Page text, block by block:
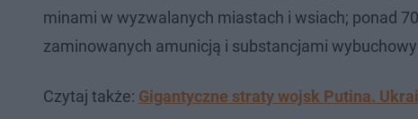
minami w wyzwalanych miastach i wsiach; ponad
zaminowanych amunicją i substancjami
Czytaj także: Gigantyczne straty wojsk Putina.